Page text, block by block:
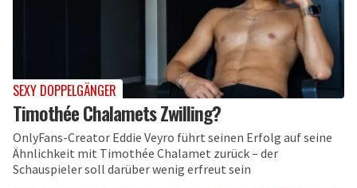
SEXY DOPPELGÄNGER
Timothée Chalamets Zwilling?
OnlyFans-Creator Eddie Veyro führt seinen Erfolg auf seine
Ähnlichkeit mit Timothée Chalamet zurück – der
Schauspieler soll darüber wenig erfreut sein